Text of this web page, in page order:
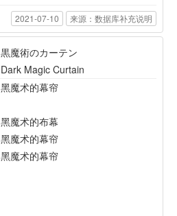
2021-07-10 来源：数据库补充说明
黒魔術のカーテン
Dark Magic Curtain
黑魔术的幕帘
黑魔术的布幕
黑魔术的幕帘
黑魔术的幕帘